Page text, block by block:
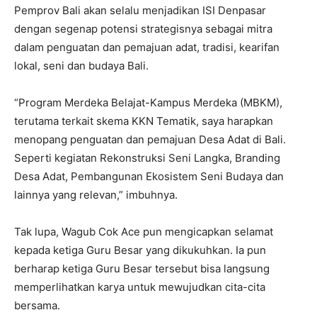
Pemprov Bali akan selalu menjadikan ISI Denpasar
dengan segenap potensi strategisnya sebagai mitra
dalam penguatan dan pemajuan adat, tradisi, kearifan
lokal, seni dan budaya Bali.
“Program Merdeka Belajat-Kampus Merdeka (MBKM),
terutama terkait skema KKN Tematik, saya harapkan
menopang penguatan dan pemajuan Desa Adat di Bali.
Seperti kegiatan Rekonstruksi Seni Langka, Branding
Desa Adat, Pembangunan Ekosistem Seni Budaya dan
lainnya yang relevan,” imbuhnya.
Tak lupa, Wagub Cok Ace pun mengicapkan selamat
kepada ketiga Guru Besar yang dikukuhkan. Ia pun
berharap ketiga Guru Besar tersebut bisa langsung
memperlihatkan karya untuk mewujudkan cita-cita
bersama.